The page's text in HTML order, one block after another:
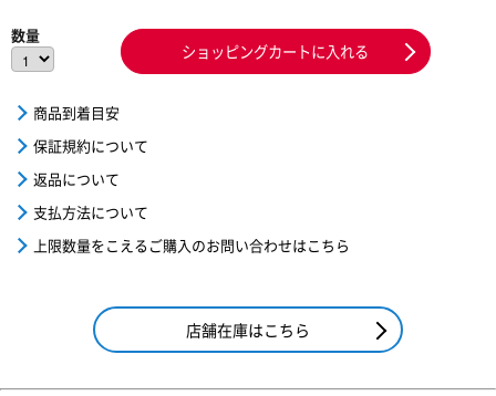
数量
ショッピングカートに入れる
商品到着目安
保証規約について
返品について
支払方法について
上限数量をこえるご購入のお問い合わせはこちら
店舗在庫はこちら